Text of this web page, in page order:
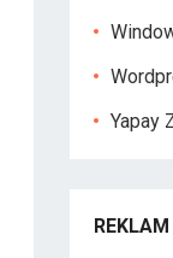
Yapay
REKLAM